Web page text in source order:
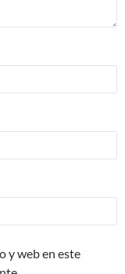
y web en este